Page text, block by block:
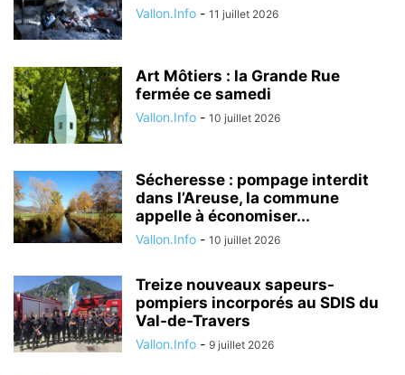
Vallon.Info - 11 juillet 2026
Art Môtiers : la Grande Rue
fermée ce samedi
Vallon.Info - 10 juillet 2026
Sécheresse : pompage interdit
dans l’Areuse, la commune
appelle à économiser...
Vallon.Info - 10 juillet 2026
Treize nouveaux sapeurs-
pompiers incorporés au SDIS du
Val-de-Travers
Vallon.Info - 9 juillet 2026